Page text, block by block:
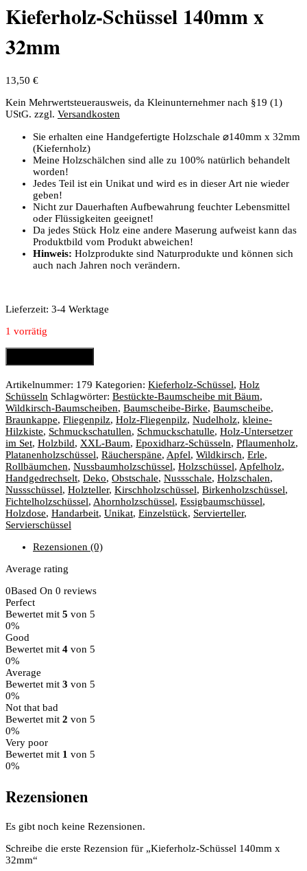
Kieferholz-Schüssel 140mm x
32mm
13,50 €
Kein Mehrwertsteuerausweis, da Kleinunternehmer nach §19 (1)
UStG. zzgl. Versandkosten
Sie erhalten eine Handgefertigte Holzschale ⌀140mm x 32mm
(Kiefernholz)
Meine Holzschälchen sind alle zu 100% natürlich behandelt
worden!
Jedes Teil ist ein Unikat und wird es in dieser Art nie wieder
geben!
Nicht zur Dauerhaften Aufbewahrung feuchter Lebensmittel
oder Flüssigkeiten geeignet!
Da jedes Stück Holz eine andere Maserung aufweist kann das
Produktbild vom Produkt abweichen!
Hinweis: Holzprodukte sind Naturprodukte und können sich
auch nach Jahren noch verändern.
Lieferzeit: 3-4 Werktage
1 vorrätig
Kieferholz-
Schüssel
x
32mm
Menge
Artikelnummer: 179 Kategorien: Kieferholz-Schüssel, Holz
Schüsseln Schlagwörter: Bestückte-Baumscheibe mit Bäum,
Wildkirsch-Baumscheiben, Baumscheibe-Birke, Baumscheibe,
Braunkappe, Fliegenpilz, Holz-Fliegenpilz, Nudelholz, kleine-
Hilzkiste, Schmuckschatullen, Schmuckschatulle, Holz-Untersetzer
im Set, Holzbild, XXL-Baum, Epoxidharz-Schüsseln, Pflaumenholz,
Platanenholzschüssel, Räucherspäne, Apfel, Wildkirsch, Erle,
Rollbäumchen, Nussbaumholzschüssel, Holzschüssel, Apfelholz,
Handgedrechselt, Deko, Obstschale, Nussschale, Holzschalen,
Nussschüssel, Holzteller, Kirschholzschüssel, Birkenholzschüssel,
Fichtelholzschüssel, Ahornholzschüssel, Essigbaumschüssel,
Holzdose, Handarbeit, Unikat, Einzelstück, Servierteller,
Servierschüssel
Rezensionen (0)
Average rating
0Based On 0 reviews
Perfect
Bewertet mit 5 von 5
0%
Good
Bewertet mit 4 von 5
0%
Average
Bewertet mit 3 von 5
0%
Not that bad
Bewertet mit 2 von 5
0%
Very poor
Bewertet mit 1 von 5
0%
Rezensionen
Es gibt noch keine Rezensionen.
Schreibe die erste Rezension für „Kieferholz-Schüssel 140mm x
32mm“